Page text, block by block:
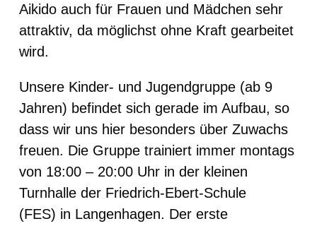
Aikido auch für Frauen und Mädchen sehr
attraktiv, da möglichst ohne Kraft gearbeitet
wird.
Unsere Kinder- und Jugendgruppe (ab 9
Jahren) befindet sich gerade im Aufbau, so
dass wir uns hier besonders über Zuwachs
freuen. Die Gruppe trainiert immer montags
von 18:00 – 20:00 Uhr in der kleinen
Turnhalle der Friedrich-Ebert-Schule
(FES) in Langenhagen. Der erste